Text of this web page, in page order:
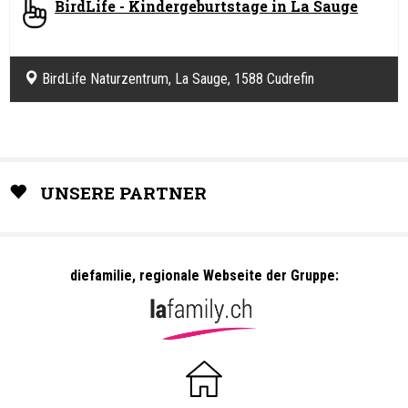
BirdLife - Kindergeburtstage in La Sauge
BirdLife Naturzentrum, La Sauge, 1588 Cudrefin
UNSERE PARTNER
diefamilie, regionale Webseite der Gruppe: